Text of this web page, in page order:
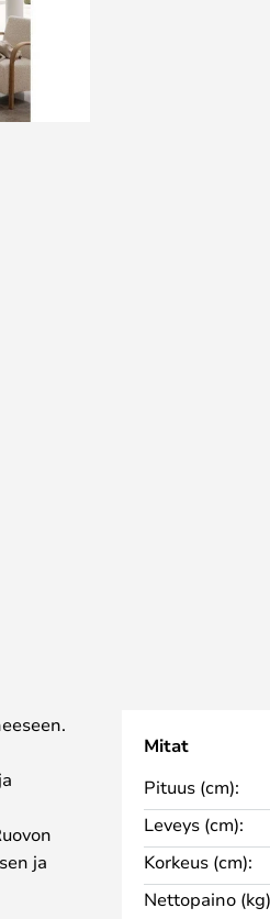
ja
ja
Mitat
Pituus (cm):
Leveys (cm):
Korkeus (cm):
Nettopaino